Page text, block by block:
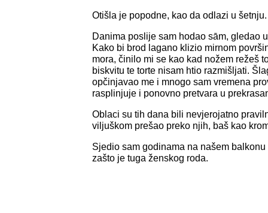
Otišla je popodne, kao da odlazi u šetnju.
Danima poslije sam hodao sām, gledao
Kako bi brod lagano klizio mirnom
mora, činilo mi se kao kad nožem režeš
biskvitu te torte nisam htio razmišljati.
opčinjavao me i mnogo sam vremena
rasplinjuje i ponovno pretvara u
Oblaci su tih dana bili nevjerojatno
viljuškom prešao preko njih, baš kao
Sjedio sam godinama na našem
zašto je tuga ženskog roda.